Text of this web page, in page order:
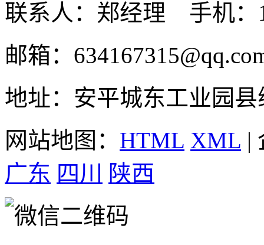
联系人：郑经理 手机：
邮箱：
地址：安平城东工业园县
网站地图： HTML XML |
广东 四川 陕西